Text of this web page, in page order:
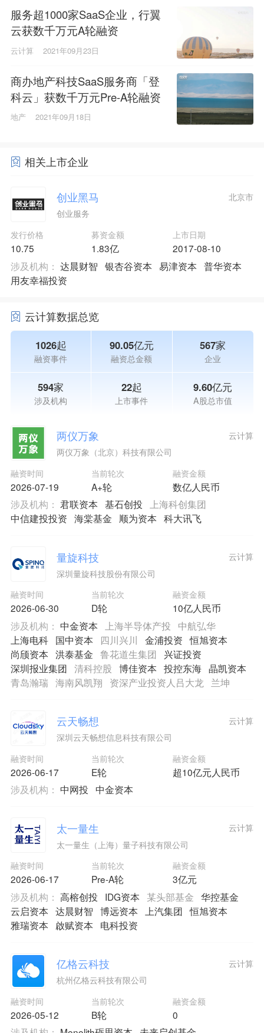
服务超1000家SaaS企业，行翼
云获数千万元A轮融资
云计算 2021年09月23日
商办地产科技SaaS服务商「登
科云」获数千万元Pre-A轮融资
，投资方为创业工场
地产 2021年09月18日
相关上市企业
创业黑马
创业服务
北京市
发行价格
10.75
募资金额
1.83亿
上市日期
2017-08-10
涉及机构： 达晨财智 银杏谷资本 易津资本 普华资本
用友幸福投资
云计算数据总览
1026起
融资事件
90.05亿元
融资总金额
567家
企业
594家
涉及机构
22起
上市事件
9.60亿元
A股总市值
两仪万象
两仪万象（北京）科技有限公司
融资时间
2026-07-19
当前轮次
A+轮
融资金额
数亿人民币
云计算
涉及机构： 君联资本 基石创投
上海科创集团
中信建投投资 海棠基金 顺为资本 科大讯飞
量旋科技
深圳量旋科技股份有限公司
融资时间
2026-06-30
当前轮次
D轮
融资金额
10亿人民币
云计算
涉及机构： 中金资本 上海半导体产投
中航弘华
上海电科 国中资本 四川兴川 金浦投资 恒旭资本
尚颀资本 洪泰基金 鲁花道生集团
兴证投资
深圳报业集团 清科控股 博佳资本 投控东海 晶凯资本
青岛瀚瑞 海南风凯翔 资深产业投资人吕大龙 兰坤
云天畅想
深圳云天畅想信息科技有限公司
融资时间
2026-06-17
当前轮次
E轮
融资金额
超10亿元人民币
云计算
涉及机构： 中网投 中金资本
太一量生
太一量生（上海）量子科技有限公司
融资时间
2026-06-17
当前轮次
Pre-A轮
融资金额
3亿元
云计算
涉及机构： 高榕创投 IDG资本 某头部基金 华控基金
云启资本 达晨财智 博远资本 上汽集团 恒旭资本
雅瑞资本
啟赋资本 电科投资
亿格云科技
杭州亿格云科技有限公司
融资时间
2026-05-12
当前轮次
B轮
融资金额
0
云计算